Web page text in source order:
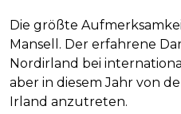
Die größte
Mansell. Der erfahrene
Nordirland bei
aber in diesem Jahr von
Irland anzutreten.